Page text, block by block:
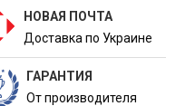
НОВАЯ ПОЧТА
Доставка по Украине
ГАРАНТИЯ
От производителя